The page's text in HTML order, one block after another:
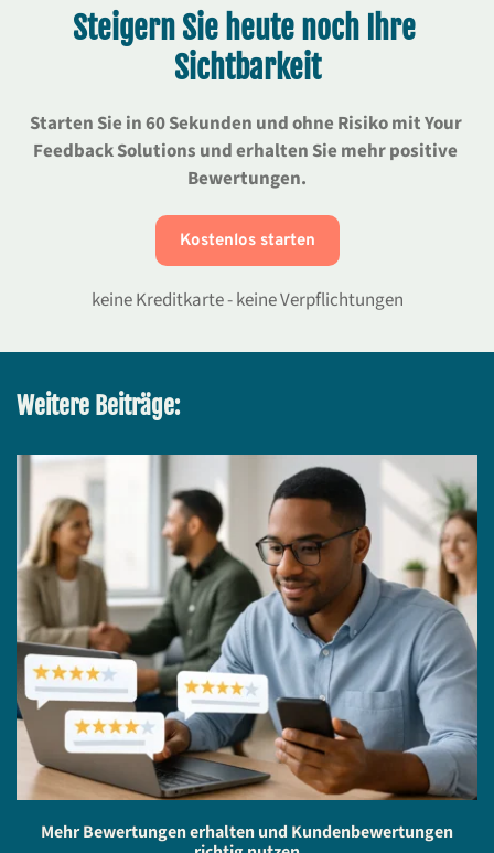
Steigern Sie heute noch Ihre
Sichtbarkeit
Starten Sie in 60 Sekunden und ohne Risiko mit Your
Feedback Solutions und erhalten Sie mehr positive
Bewertungen.
Kostenlos starten
keine Kreditkarte - keine Verpflichtungen
Weitere Beiträge:
Mehr Bewertungen erhalten und Kundenbewertungen